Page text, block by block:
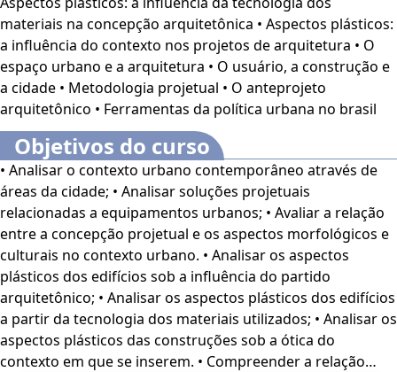
soluções que considerem o uso do espaço, a
funcionalidade e o impacto ambiental. Além disso, o papel
das políticas urbanas, como o Estatuto da Cidade e as
ferramentas de planejamento urbano, é essencial para
garantir um desenvolvimento equilibrado e justo das
cidades. A arquitetura, ao interagir com o espaço urbano,
transforma as cidades e as relações entre os indivíduos,
criando ambientes que favoreçam a convivência e o bem-
estar. Assim, a prática arquitetônica e urbanística deve ser
dinâmica e sensível às questões sociais, culturais e
tecnológicas para atender aosdesafios urbanos
contemporâneos. Este curso se destina aos alunos e
Profissionais da área de Arquitetura e Urbanismo, assim
como o Público em geral interessado pelo tema.O
conteúdo do curso ficará disponível por até 120 dias após
a compra.
materiais na concepção arquitetônica • Aspectos plásticos:
a influência do contexto nos projetos de arquitetura • O
espaço urbano e a arquitetura • O usuário, a construção e
a cidade • Metodologia projetual • O anteprojeto
arquitetônico • Ferramentas da política urbana no brasil
Objetivos do curso
• Analisar o contexto urbano contemporâneo através de
áreas da cidade; • Analisar soluções projetuais
relacionadas a equipamentos urbanos; • Avaliar a relação
entre a concepção projetual e os aspectos morfológicos e
culturais no contexto urbano. • Analisar os aspectos
plásticos dos edifícios sob a influência do partido
arquitetônico; • Analisar os aspectos plásticos dos edifícios
a partir da tecnologia dos materiais utilizados; • Analisar os
aspectos plásticos das construções sob a ótica do
contexto em que se inserem. • Compreender a relação